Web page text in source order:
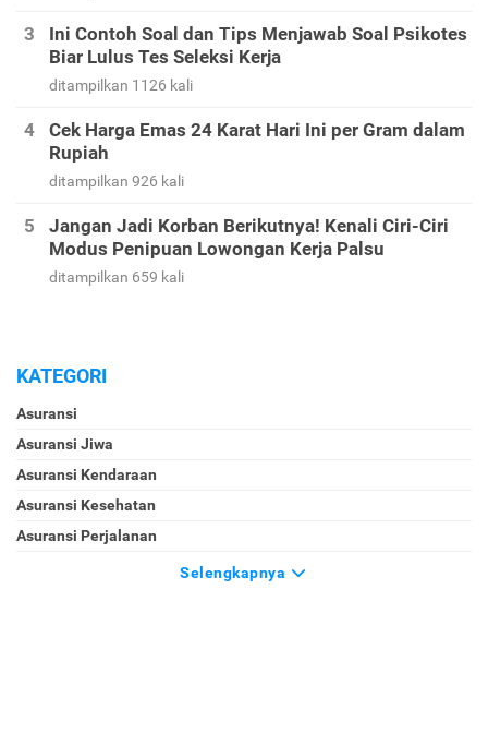
Ini Contoh Soal dan Tips Menjawab Soal Psikotes
Biar Lulus Tes Seleksi Kerja
ditampilkan 1126 kali
Cek Harga Emas 24 Karat Hari Ini per Gram dalam
Rupiah
ditampilkan 926 kali
Jangan Jadi Korban Berikutnya! Kenali Ciri-Ciri
Modus Penipuan Lowongan Kerja Palsu
ditampilkan 659 kali
KATEGORI
Asuransi
Asuransi Jiwa
Asuransi Kendaraan
Asuransi Kesehatan
Asuransi Perjalanan
Selengkapnya